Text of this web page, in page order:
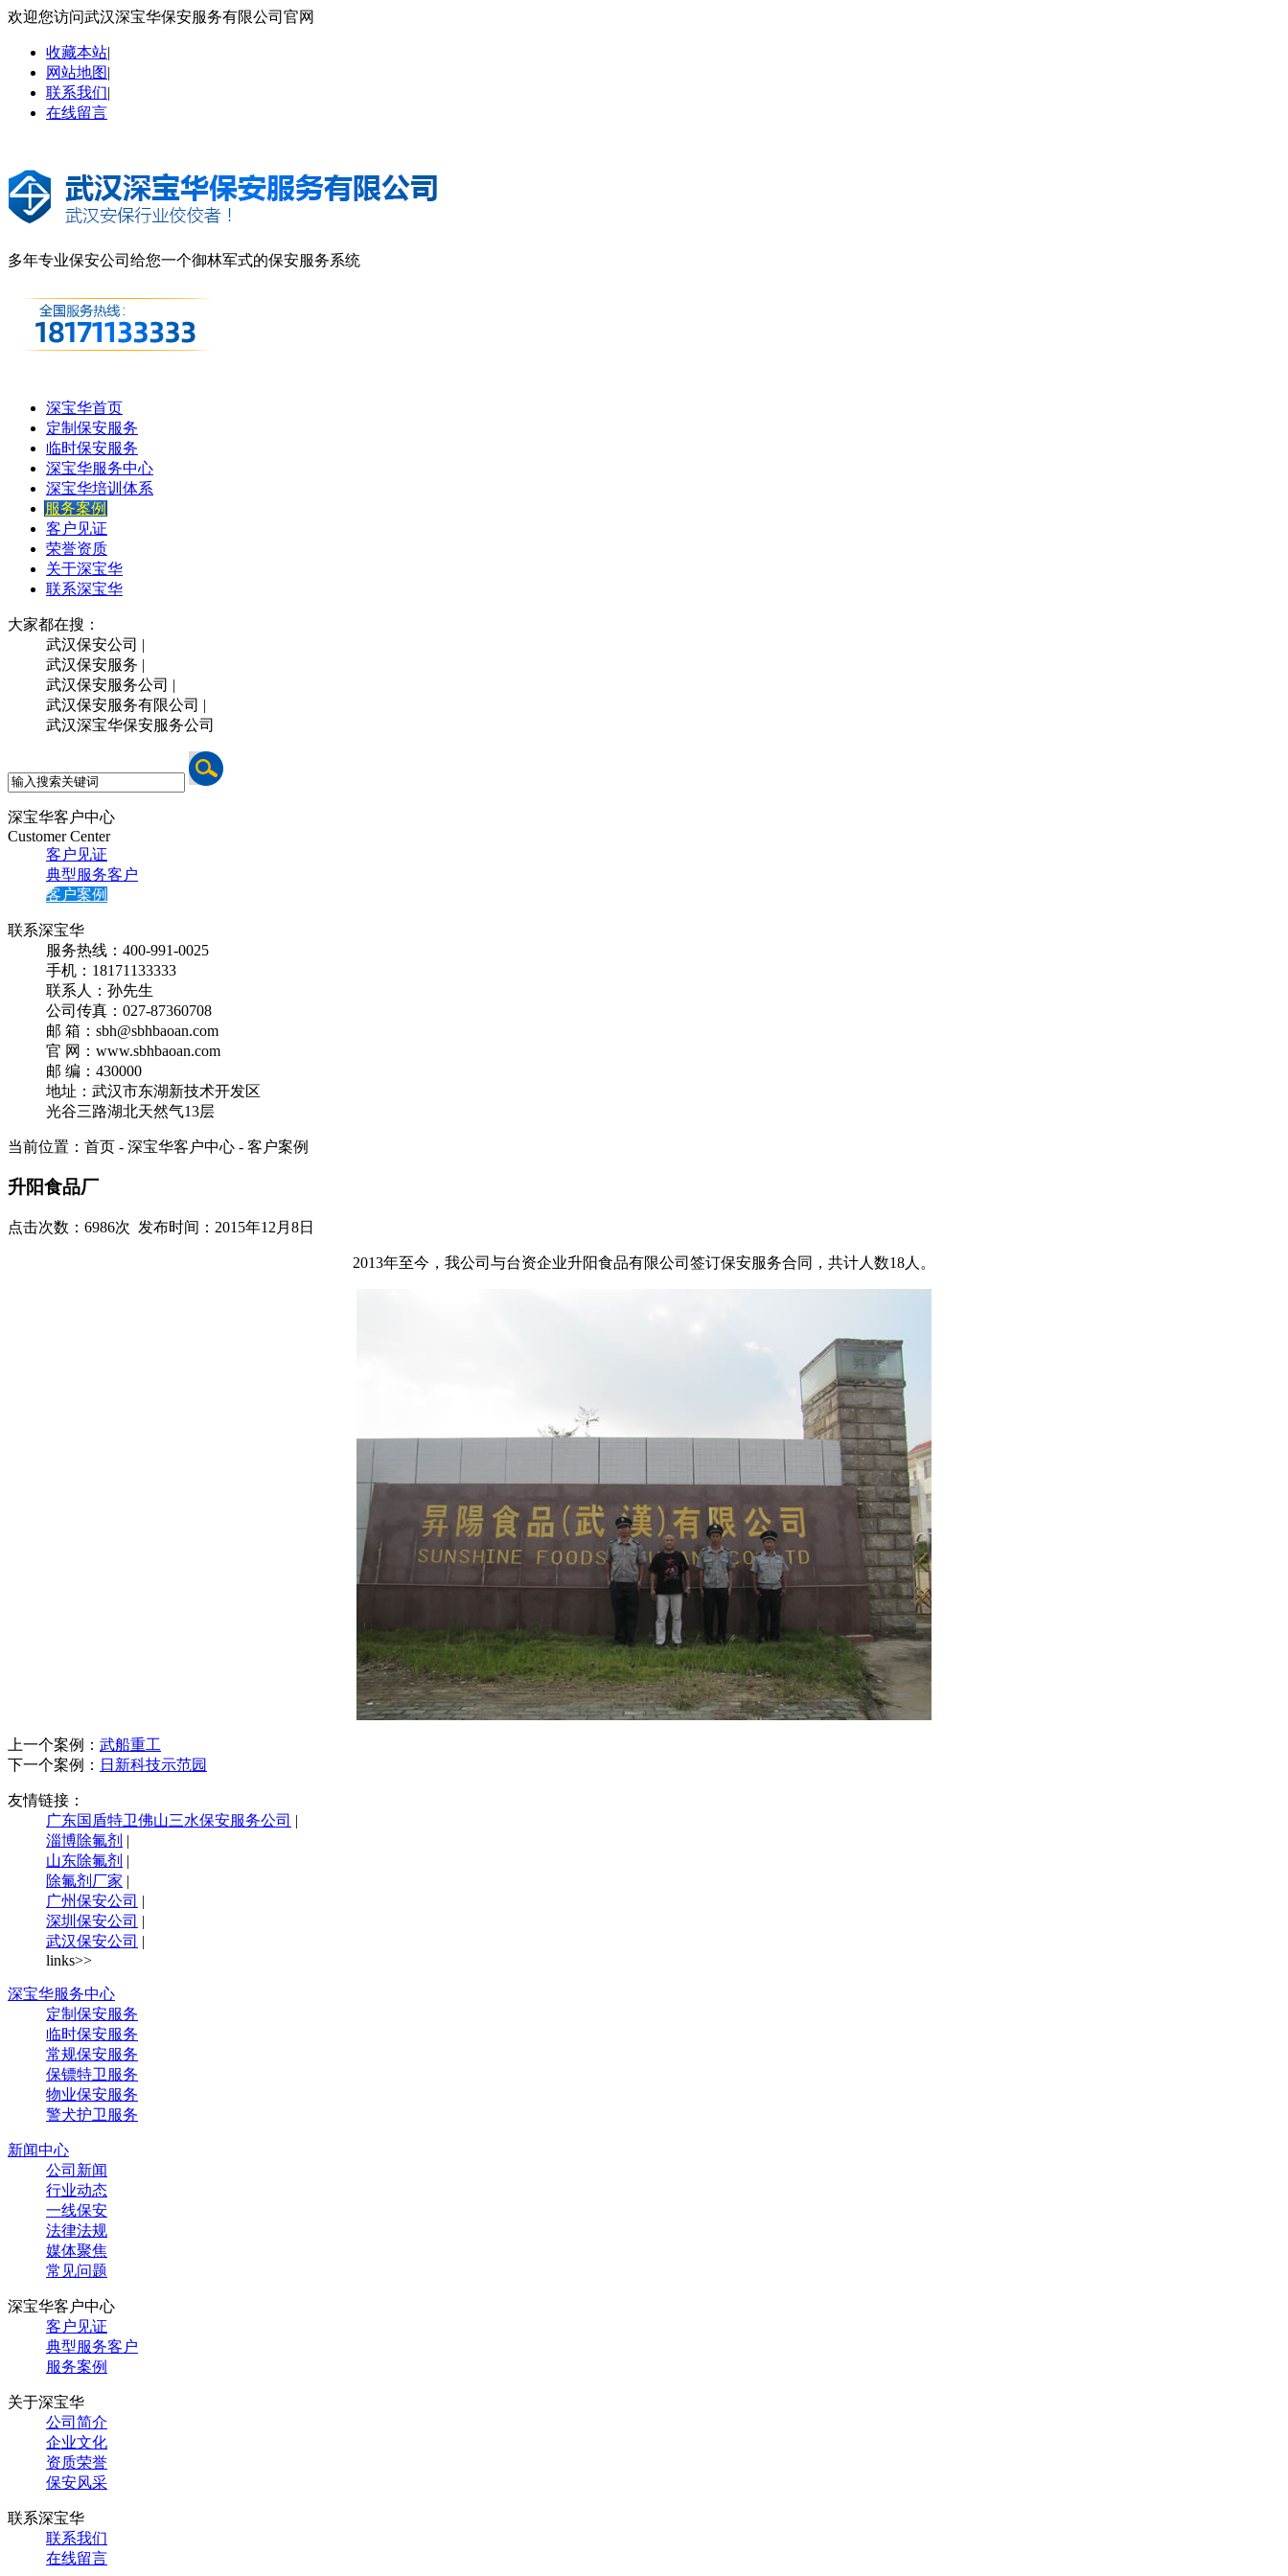
欢迎您访问武汉深宝华保安服务有限公司官网
收藏本站|
网站地图|
联系我们|
在线留言
多年专业保安公司 给您一个御林军式的保安服务系统
深宝华首页
定制保安服务
临时保安服务
深宝华服务中心
深宝华培训体系
服务案例
客户见证
荣誉资质
关于深宝华
联系深宝华
大家都在搜：
武汉保安公司 |
武汉保安服务 |
武汉保安服务公司 |
武汉保安服务有限公司 |
武汉深宝华保安服务公司
深宝华客户中心
Customer Center
客户见证
典型服务客户
客户案例
联系深宝华
服务热线：400-991-0025
手机：18171133333
联系人：孙先生
公司传真：027-87360708
邮 箱：sbh@sbhbaoan.com
官 网：www.sbhbaoan.com
邮 编：430000
地址：武汉市东湖新技术开发区
光谷三路湖北天然气13层
当前位置：首页 - 深宝华客户中心 - 客户案例
升阳食品厂
点击次数：6986次 发布时间：2015年12月8日
2013年至今，我公司与台资企业升阳食品有限公司签订保安服务合同，共计人数18人。
上一个案例： 武船重工
下一个案例： 日新科技示范园
友情链接：
广东国盾特卫佛山三水保安服务公司 |
淄博除氟剂 |
山东除氟剂 |
除氟剂厂家 |
广州保安公司 |
深圳保安公司 |
武汉保安公司 |
links>>
深宝华服务中心
定制保安服务
临时保安服务
常规保安服务
保镖特卫服务
物业保安服务
警犬护卫服务
新闻中心
公司新闻
行业动态
一线保安
法律法规
媒体聚焦
常见问题
深宝华客户中心
客户见证
典型服务客户
服务案例
关于深宝华
公司简介
企业文化
资质荣誉
保安风采
联系深宝华
联系我们
在线留言